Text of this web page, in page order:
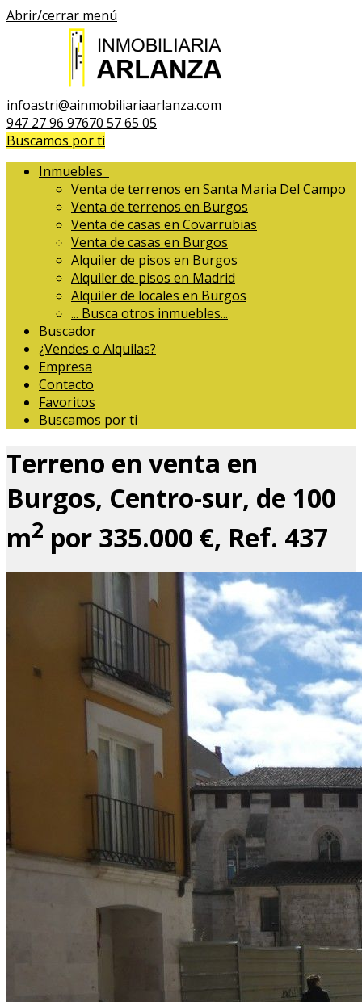
Abrir/cerrar menú
infoastri@ainmobiliariaarlanza.com
947 27 96 97670 57 65 05
Buscamos por ti
Inmuebles
Venta de terrenos en Santa Maria Del Campo
Venta de terrenos en Burgos
Venta de casas en Covarrubias
Venta de casas en Burgos
Alquiler de pisos en Burgos
Alquiler de pisos en Madrid
Alquiler de locales en Burgos
... Busca otros inmuebles...
Buscador
¿Vendes o Alquilas?
Empresa
Contacto
Favoritos
Buscamos por ti
Terreno en venta en
Burgos, Centro-sur, de 100
m2 por 335.000 €, Ref. 437